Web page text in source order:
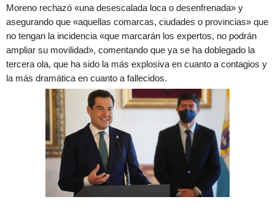
Moreno rechazó «una desescalada loca o desenfrenada» y
asegurando que «aquellas comarcas, ciudades o provincias» que
no tengan la incidencia «que marcarán los expertos, no podrán
ampliar su movilidad», comentando que ya se ha doblegado la
tercera ola, que ha sido la más explosiva en cuanto a contagios y
la más dramática en cuanto a fallecidos.